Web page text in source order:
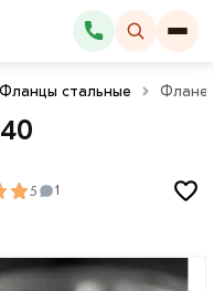
Фланцы стальные
5 1